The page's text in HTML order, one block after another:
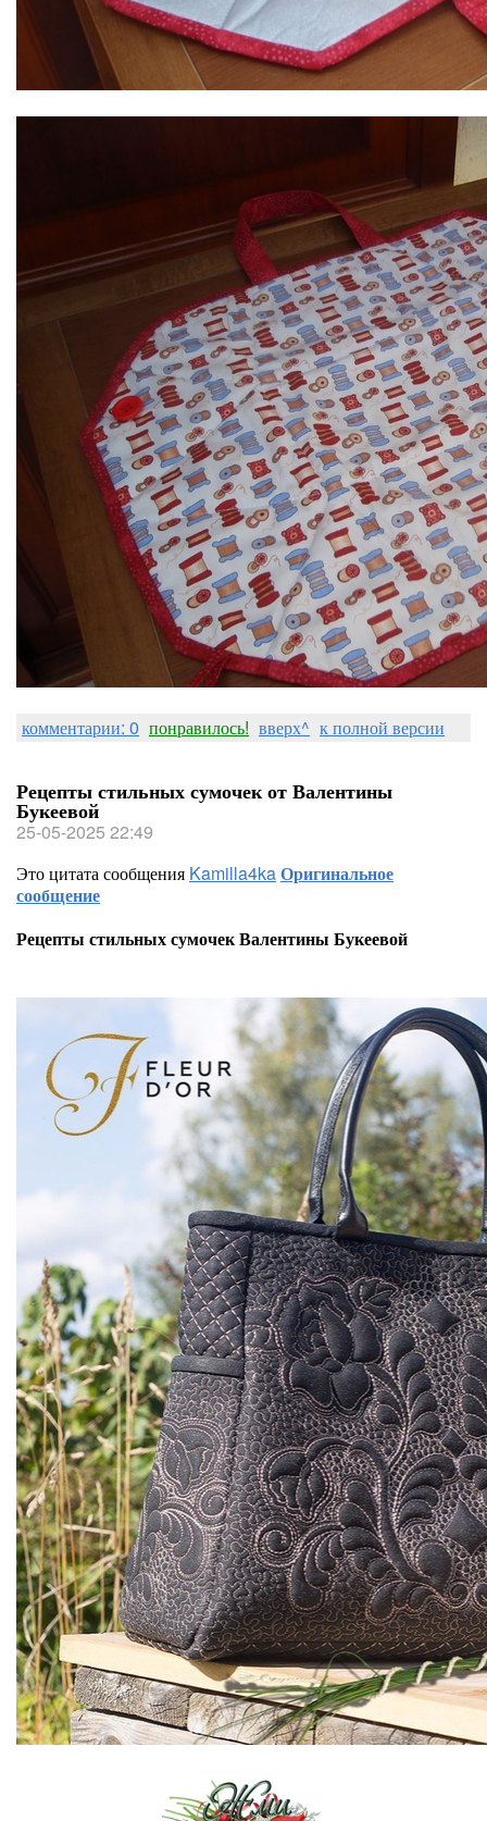
комментарии: 0 понравилось! вверх^ к полной версии
Рецепты стильных сумочек от Валентины
Букеевой
25-05-2025 22:49
Это цитата сообщения Kamilla4kaОригинальное
сообщение
Рецепты стильных сумочек Валентины Букеевой